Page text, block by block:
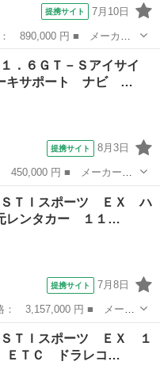
提携サイト 7月10日
グレード名： １．６Ｇ
ン 禁煙車 ７型ナビ アド
．６ＧＴ－Ｓアイサイ
キサポート ナビ …
提携サイト 8月3日
グレード名： １．６Ｇ
ポート ナビ Ｂカメラ Ｂ
ＳＴＩスポーツ ＥＸ ハ
レンタカー １１…
提携サイト 7月8日
■ グレード名： ＳＴＩ
タカー １１．６インチ
ＳＴＩスポーツ ＥＸ １
ＥＴＣ ドラレコ…